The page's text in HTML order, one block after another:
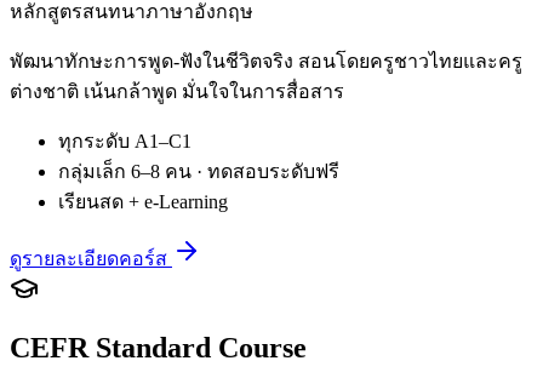
หลักสูตรสนทนาภาษาอังกฤษ
พัฒนาทักษะการพูด-ฟังในชีวิตจริง สอนโดยครูชาวไทยและครู
ต่างชาติ เน้นกล้าพูด มั่นใจในการสื่อสาร
ทุกระดับ A1–C1
กลุ่มเล็ก 6–8 คน · ทดสอบระดับฟรี
เรียนสด + e-Learning
ดูรายละเอียดคอร์ส
CEFR Standard Course